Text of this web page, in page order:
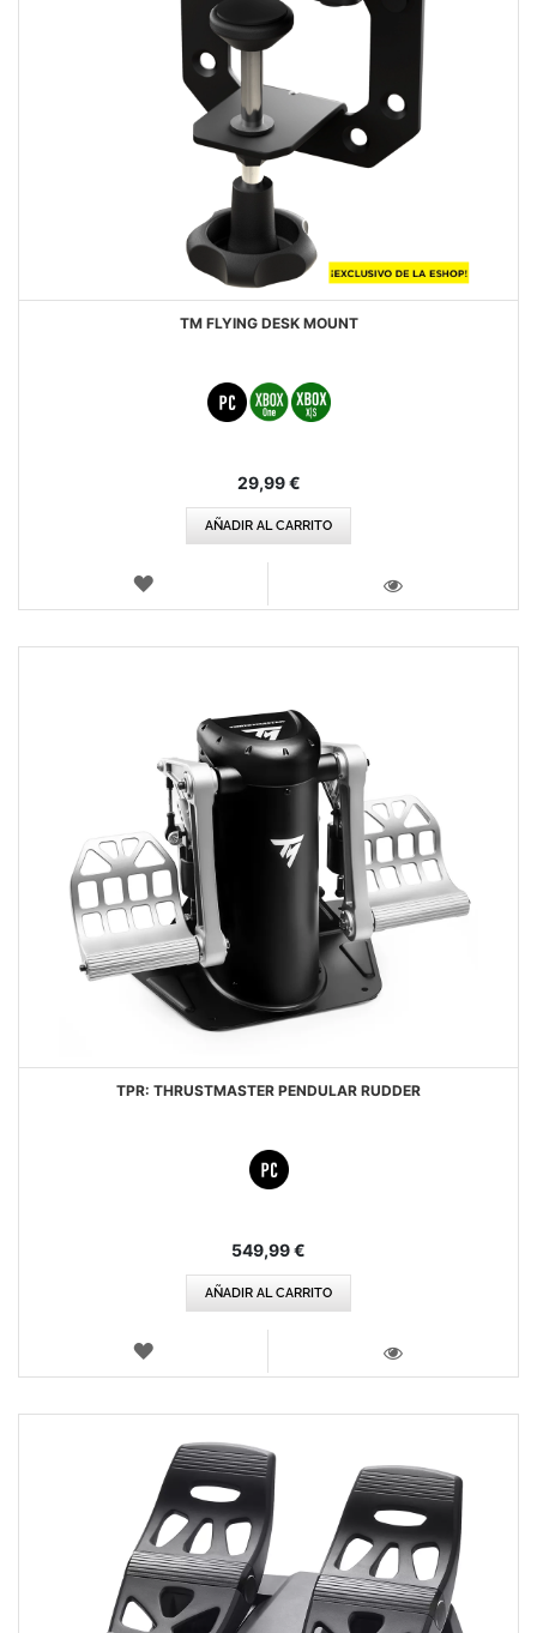
TM FLYING DESK MOUNT
29,99 €
AÑADIR AL CARRITO
LISTA
TPR: THRUSTMASTER PENDULAR RUDDER
549,99 €
AÑADIR AL CARRITO
LISTA